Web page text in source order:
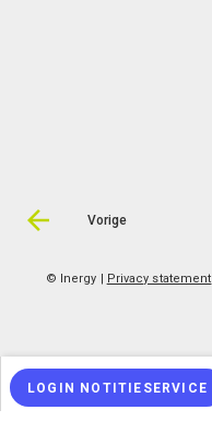
Vorige
© Inergy Privacy statement
LOGIN NOTITIESERVICE